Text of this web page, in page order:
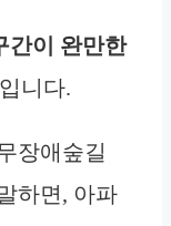
간이 완만한
니다.
장애숲길
하면, 아파